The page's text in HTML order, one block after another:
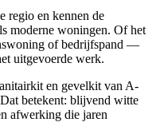
regio en kennen de
moderne woningen. Of het
of bedrijfspand —
uitgevoerde werk.
en gevelkit van A-
betekent: blijvend witte
afwerking die jaren